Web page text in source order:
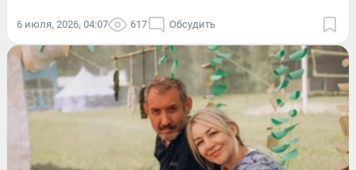
6 июля, 2026, 04:07 617 Обсудить